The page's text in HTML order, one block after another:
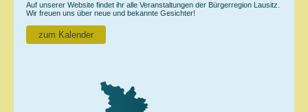
Auf unserer Website findet ihr alle Veranstaltungen der Bürgerregion Lausitz.
Wir freuen uns über neue und bekannte Gesichter!
zum Kalender